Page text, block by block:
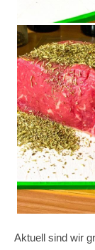
Aktuell sind wir